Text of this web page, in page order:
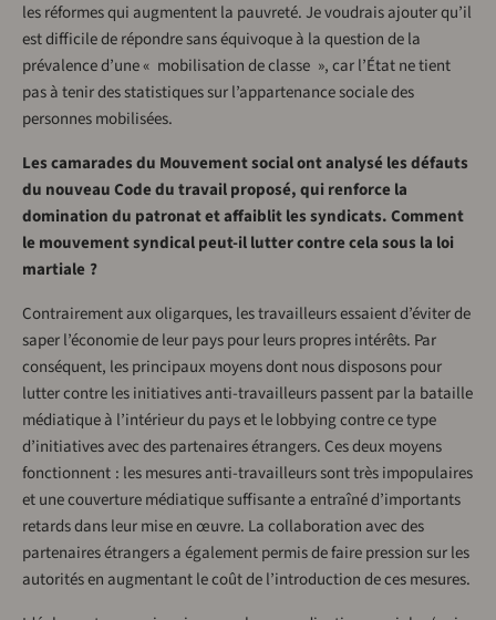
les réformes qui augmentent la pauvreté. Je voudrais ajouter qu’il
est difficile de répondre sans équivoque à la question de la
prévalence d’une « mobilisation de classe », car l’État ne tient
pas à tenir des statistiques sur l’appartenance sociale des
personnes mobilisées.
Les camarades du Mouvement social ont analysé les défauts
du nouveau Code du travail proposé, qui renforce la
domination du patronat et affaiblit les syndicats. Comment
le mouvement syndical peut-il lutter contre cela sous la loi
martiale ?
Contrairement aux oligarques, les travailleurs essaient d’éviter de
saper l’économie de leur pays pour leurs propres intérêts. Par
conséquent, les principaux moyens dont nous disposons pour
lutter contre les initiatives anti-travailleurs passent par la bataille
médiatique à l’intérieur du pays et le lobbying contre ce type
d’initiatives avec des partenaires étrangers. Ces deux moyens
fonctionnent : les mesures anti-travailleurs sont très impopulaires
et une couverture médiatique suffisante a entraîné d’importants
retards dans leur mise en œuvre. La collaboration avec des
partenaires étrangers a également permis de faire pression sur les
autorités en augmentant le coût de l’introduction de ces mesures.